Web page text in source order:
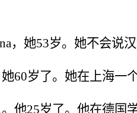
，她53岁。她不会说汉
60岁了。她在上海一
他25岁了。他在德国